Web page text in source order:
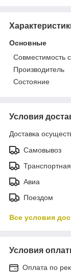
Основные
Совместимость
Производитель
Состояние
Условия
Доставка
Самовывоз
Авиа
Поездом
Все условия
Условия
Оплата по